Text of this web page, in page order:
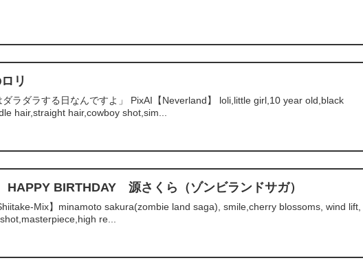
リ
ダラダラする日なんですよ」 PixAI【Neverland】 loli,little girl,10 year old,black
hair,straight hair,cowboy shot,sim...
BIRTHDAY 源さくら（ゾンビランドサガ）
Mix】minamoto sakura(zombie land saga), smile,cherry blossoms, wind lift,
re...